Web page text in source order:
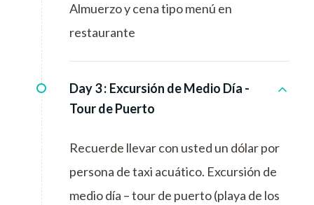
Almuerzo y cena tipo menú en
restaurante
Day 3 : Excursión de Medio Día -
Tour de Puerto
Recuerde llevar con usted un dólar por
persona de taxi acuático. Excursión de
medio día – tour de puerto (playa de los